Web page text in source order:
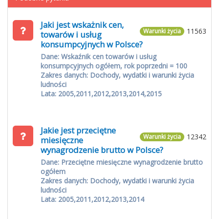
11563
Warunki życia
Jaki jest wskażnik cen,
towarów i usług
konsumpcyjnych w Polsce?
Dane: Wskaźnik cen towarów i usług
konsumpcyjnych ogółem, rok poprzedni = 100
Zakres danych: Dochody, wydatki i warunki życia
ludności
Lata: 2005,2011,2012,2013,2014,2015
12342
Warunki życia
Jakie jest przeciętne
miesięczne
wynagrodzenie brutto w Polsce?
Dane: Przeciętne miesięczne wynagrodzenie brutto
ogółem
Zakres danych: Dochody, wydatki i warunki życia
ludności
Lata: 2005,2011,2012,2013,2014